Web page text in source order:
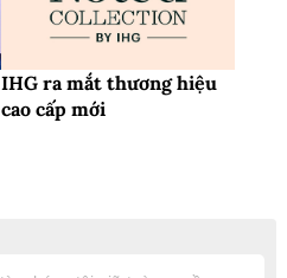
IHG ra mắt thương hiệu
cao cấp mới